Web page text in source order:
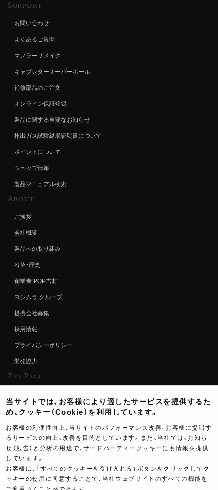
Support
お問い合わせ
よくあるご質問
マフラーリメイク
キャブレターオーバーホール
補修部品のご注文
オンライン保証登録
製品に関する重要なお知らせ
排出ガス試験結果証明書について
ポイントについて
ショップ情報
製品マニュアル検索
About
ご挨拶
会社概要
製品への取り組み
沿革・歴史
創業者“POP吉村”
ヨシムラ グループ
提携会社募集
採用情報
プライバシーポリシー
開発協力
Fan Page
ヨシムラTV
イベント情報
イベントスケジュール
ツーリングブレイクタイム
当サイトでは、お客様により適したサービスを提供するた
め、クッキー（Cookie）を利用しています。
お客様の利便性向上、当サイトのパフォーマンス改善、お客様に提唱す
るサービスの向上、改善を目的としています。また、当社では、お知ら
せ（広告）と分析の用途で、サードパーティークッキーにも情報を提供
しています。
お客様は、「すべてのクッキーを受け入れる」ボタンをクリックしてク
ッキーの使用に同意することで、当社ウェブサイトのすべての機能を